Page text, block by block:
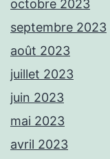
octobre 2023
septembre 2023
août 2023
juillet 2023
juin 2023
mai 2023
avril 2023